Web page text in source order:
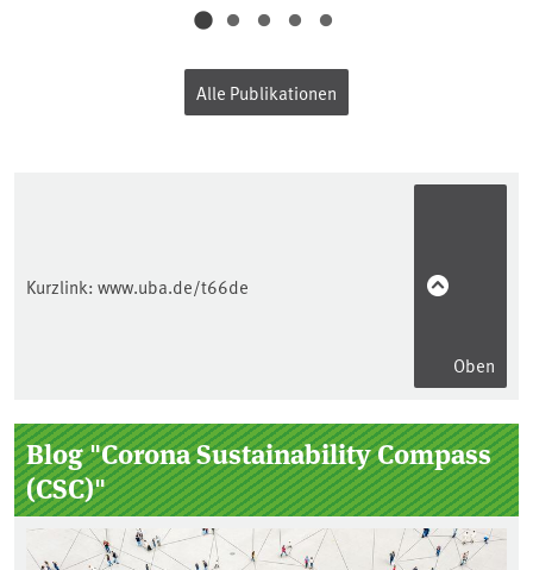
Alle Publikationen
Kurzlink: www.uba.de/t66de
Oben
Seitenleiste
Blog "Corona Sustainability Compass
(CSC)"